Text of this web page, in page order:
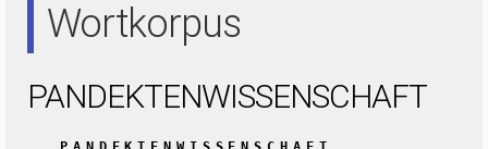
Wortkorpus
PANDEKTENWISSENSCHAFT